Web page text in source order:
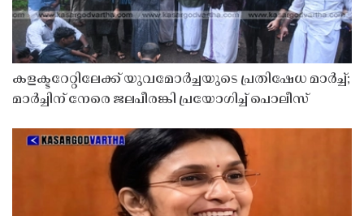
കളക്ടറേറ്റിലേക്ക് യുവമോർച്ചയുടെ പ്രതിഷേധ മാർച്ച്;
മാർച്ചിന് നേരെ ജലപീരങ്കി പ്രയോഗിച്ച് പൊലീസ്